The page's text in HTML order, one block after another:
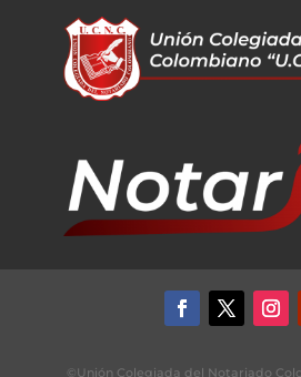
©Unión Colegiada del Notariado